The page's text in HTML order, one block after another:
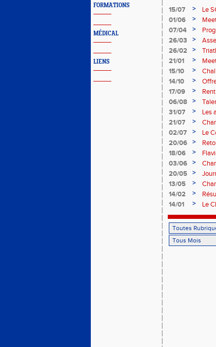
FORMATIONS
MÉDICAL
LIENS
15/07 >
Le
01/06 >
07/04
>
26/03
>
26/02
>
21/01
>
15/10
>
14/10
>
17/09
>
06/08
>
de
31/07 >
Les
21/07
>
02/07
>
Le
20/06
>
18/06
>
03/06
>
20/05
>
13/05
>
14/02
>
14/01
> Le